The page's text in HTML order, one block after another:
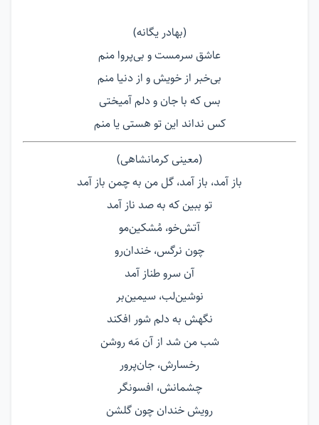
(بهادر یگانه)
عاشق سرمست و بی‌پروا منم
بی‌خبر از خویش و از دنیا منم
بس که با جان و دلم آمیختی
کس نداند این تو ھستی یا منم
(معینی کرمانشاهی)
باز آمد، باز آمد، گل من به چمن باز آمد
تو ببین که به صد ناز آمد
آتش‌خو، مُشکین‌مو
چون نرگس، خندان‌رو
آن سرو طناز آمد
نوشین‌لب، سیمین‌بر
نگهش به دلم شور افکند
شب من شد از آن مَه روشن
رخسارش، جان‌پرور
چشمانش، افسونگر
رویش خندان چون گلشن